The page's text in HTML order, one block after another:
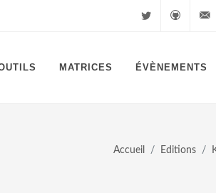
Twitter Github
MATRICES ÉVÈNEMENTS
Accueil Editions